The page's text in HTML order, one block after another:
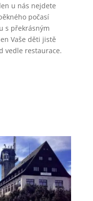
u nás nejdete
počasí
s překrásným
Vaše děti jistě
vedle restaurace.